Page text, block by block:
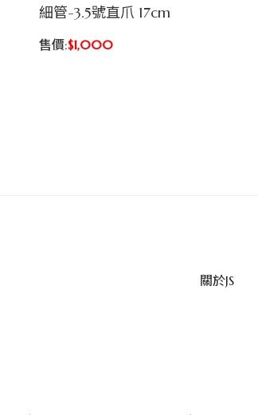
細管-3.5號直爪 17cm
售價:$1,000
關於JS